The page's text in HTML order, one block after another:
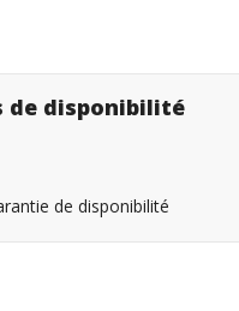
de disponibilité
de disponibilité